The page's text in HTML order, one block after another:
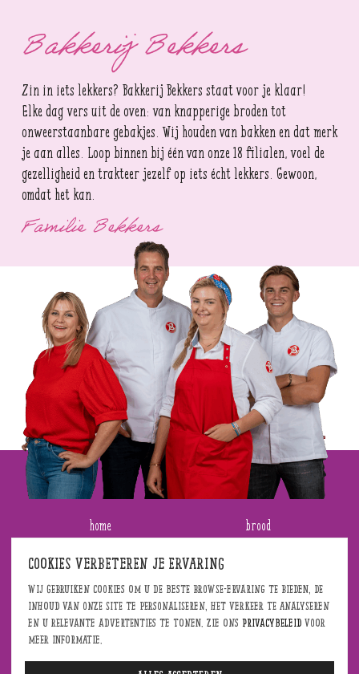
Bakkerij Bekkers
Zin in iets lekkers? Bakkerij Bekkers staat voor je klaar!
Elke dag vers uit de oven: van knapperige broden tot
onweerstaanbare gebakjes. Wij houden van bakken en dat merk
je aan alles. Loop binnen bij één van onze 18 filialen, voel de
gezelligheid en trakteer jezelf op iets écht lekkers. Gewoon,
omdat het kan.
Familie Bekkers
home
bestellen
onze winkels
aanbiedingen
werken bij bekkers
brood
taart en vlaai
gebak en koek
Cookies verbeteren je ervaring
Wij gebruiken cookies om u de beste browse-ervaring te bieden, de
inhoud van onze site te personaliseren, het verkeer te analyseren
en u relevante advertenties te tonen. Zie ons privacybeleid voor
meer informatie.